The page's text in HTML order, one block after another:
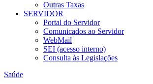
Outras Taxas
SERVIDOR
Portal do Servidor
Comunicados ao Servidor
WebMail
SEI (acesso interno)
Consulta às Legislações
Saúde